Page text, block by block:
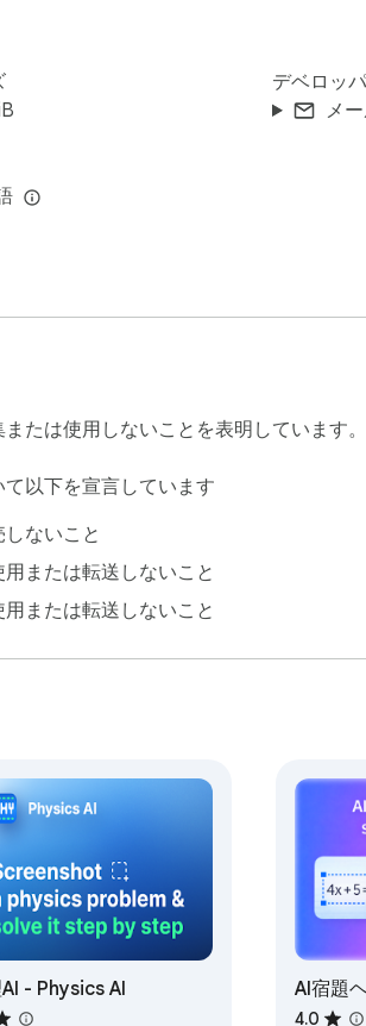
ソルバーは、あらゆるソースからの画
本的な算数から高度な微積分まで、
ック
る
ぶべきか
技術で瞬時に答えを得る
リは不要
早く完了し、複雑な概念を理解するの
計算を確認し、ルーチン作業で貴重な
デベロッ
メ
たは使用しないことを表明しています
以下を宣言しています
ないこと
または転送しないこと
または転送しないこと
- Physics AI
AI宿題
ド
4.0